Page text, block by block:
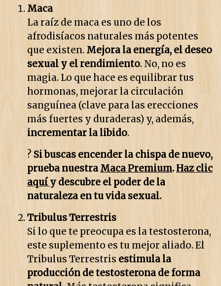
Maca
La raíz de maca es uno de los
afrodisíacos naturales más potentes
que existen. Mejora la energía, el deseo
sexual y el rendimiento. No, no es
magia. Lo que hace es equilibrar tus
hormonas, mejorar la circulación
sanguínea (clave para las erecciones
más fuertes y duraderas) y, además,
incrementar la libido.
? Si buscas encender la chispa de nuevo,
prueba nuestra Maca Premium. Haz clic
aquí y descubre el poder de la
naturaleza en tu vida sexual.
Tribulus Terrestris
Si lo que te preocupa es la testosterona,
este suplemento es tu mejor aliado. El
Tribulus Terrestris estimula la
producción de testosterona de forma